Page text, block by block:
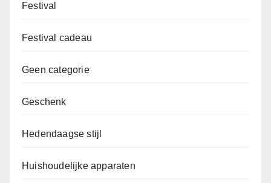
Festival
Festival cadeau
Geen categorie
Geschenk
Hedendaagse stijl
Huishoudelijke apparaten